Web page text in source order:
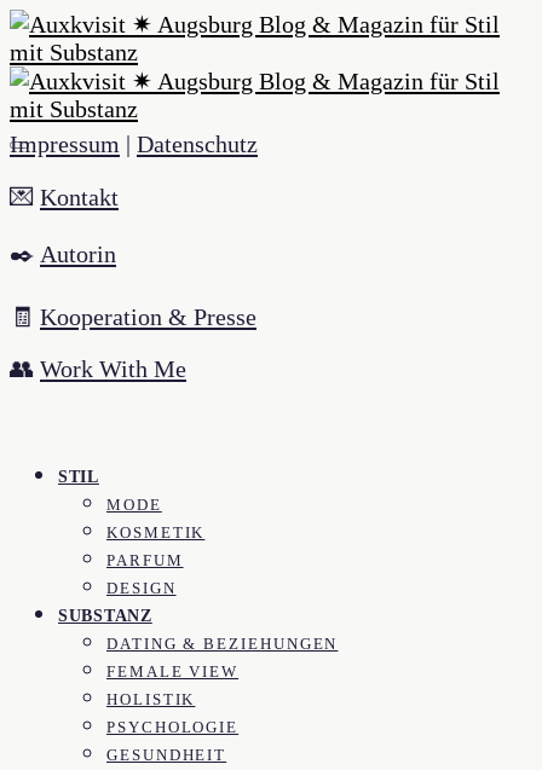
Impressum | Datenschutz
💌 Kontakt
✒️ Autorin
🧾 Kooperation & Presse
👥 Work With Me
STIL
MODE
KOSMETIK
PARFUM
DESIGN
SUBSTANZ
DATING & BEZIEHUNGEN
FEMALE VIEW
HOLISTIK
PSYCHOLOGIE
GESUNDHEIT